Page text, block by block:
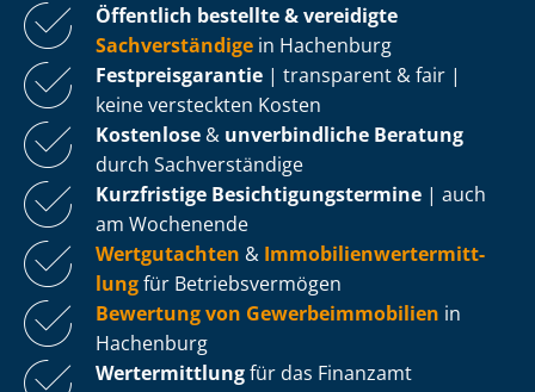
Öffentlich bestellte & vereidigte
Sachverständige in Hachenburg
Fest­preis­ga­ran­tie | transparent & fair |
keine versteckten Kosten
Kostenlose & unverbindliche Beratung
durch Sachverständige
Kurzfristige Be­sich­ti­gungs­ter­mi­ne | auch
am Wochenende
Wertgutachten & Im­mo­bi­li­en­wert­ermitt­
lungfür Be­triebs­ver­mö­gen
Bewertung von Ge­wer­be­im­mo­bi­li­en in
Hachenburg
Wertermittlungfür das Finanzamt